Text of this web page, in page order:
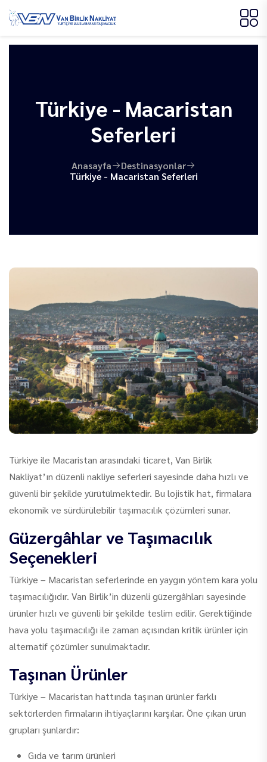
Türkiye - Macaristan
Seferleri
Anasayfa
Destinasyonlar
Türkiye - Macaristan Seferleri
Türkiye ile Macaristan arasındaki ticaret, Van Birlik
Nakliyat’ın düzenli nakliye seferleri sayesinde daha hızlı ve
güvenli bir şekilde yürütülmektedir. Bu lojistik hat, firmalara
ekonomik ve sürdürülebilir taşımacılık çözümleri sunar.
Güzergâhlar ve Taşımacılık
Seçenekleri
Türkiye – Macaristan seferlerinde en yaygın yöntem kara yolu
taşımacılığıdır. Van Birlik’in düzenli güzergâhları sayesinde
ürünler hızlı ve güvenli bir şekilde teslim edilir. Gerektiğinde
hava yolu taşımacılığı ile zaman açısından kritik ürünler için
alternatif çözümler sunulmaktadır.
Taşınan Ürünler
Türkiye – Macaristan hattında taşınan ürünler farklı
sektörlerden firmaların ihtiyaçlarını karşılar. Öne çıkan ürün
grupları şunlardır:
Gıda ve tarım ürünleri